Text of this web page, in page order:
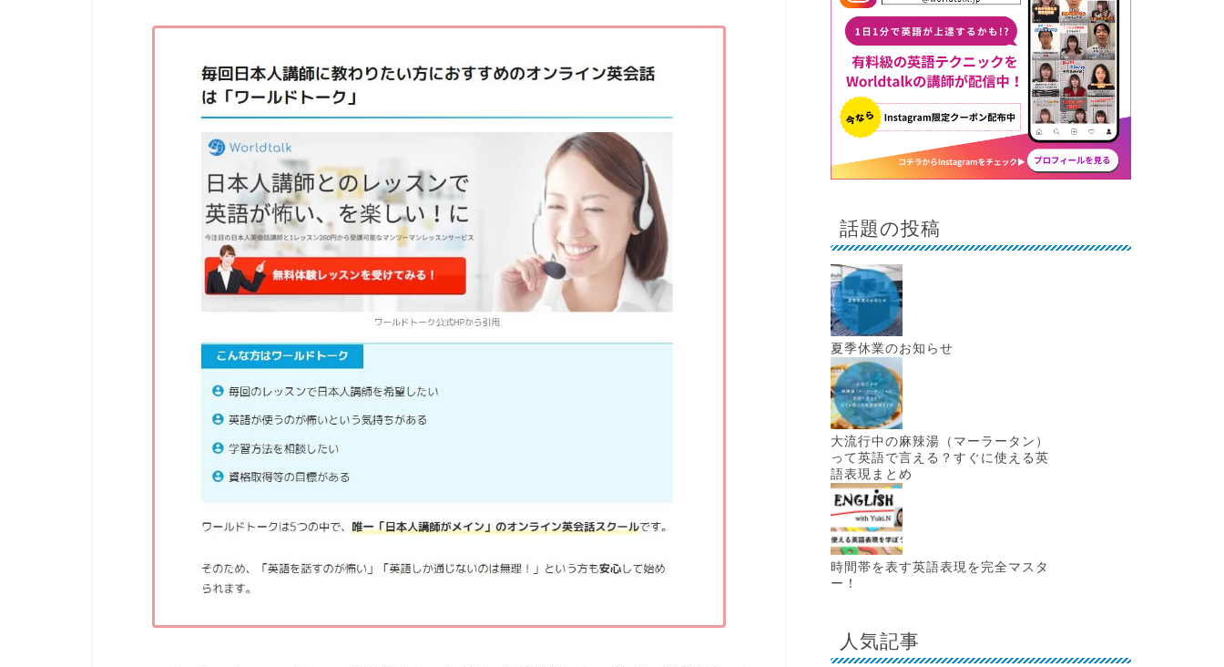
話題の投稿
夏季休業のお知らせ
大流行中の麻辣湯（マーラータン）
って英語で言える？すぐに使える英
語表現まとめ
時間帯を表す英語表現を完全マスタ
ー！
人気記事